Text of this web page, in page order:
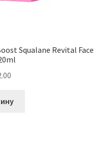
Squalane Revital Face